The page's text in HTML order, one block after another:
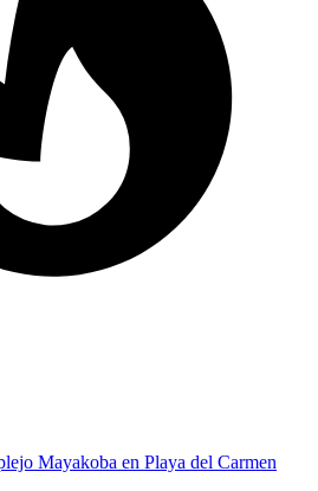
Mayakoba en Playa del Carmen